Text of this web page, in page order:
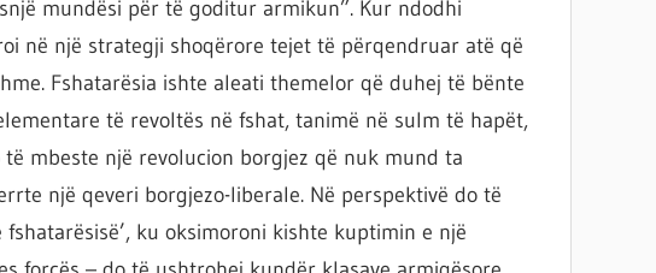
mundësi për të goditur armikun”. Kur ndodhi
në një strategji shoqërore tejet të përqendruar atë që
Fshatarësia ishte aleati themelor që duhej të bënte
të revoltës në fshat, tanimë në sulm të hapët,
mbeste një revolucion borgjez që nuk mund ta
një qeveri borgjezo-liberale. Në perspektivë do të
ku oksimoroni kishte kuptimin e një